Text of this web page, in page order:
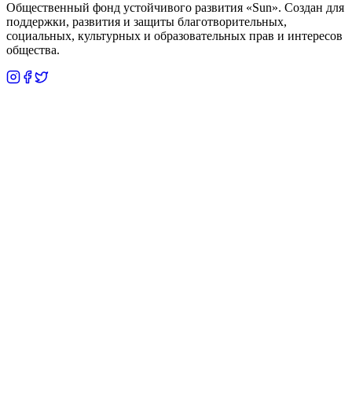
Общественный фонд устойчивого развития «Sun». Создан для
поддержки, развития и защиты благотворительных,
социальных, культурных и образовательных прав и интересов
общества.